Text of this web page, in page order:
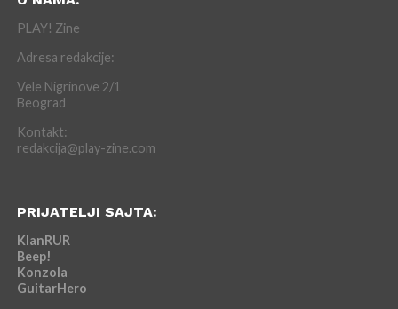
PLAY! Zine
Adresa redakcije:
Vele Nigrinove 2/1
Beograd
Kontakt:
redakcija@play-zine.com
PRIJATELJI SAJTA:
KlanRUR
Beep!
Konzola
GuitarHero